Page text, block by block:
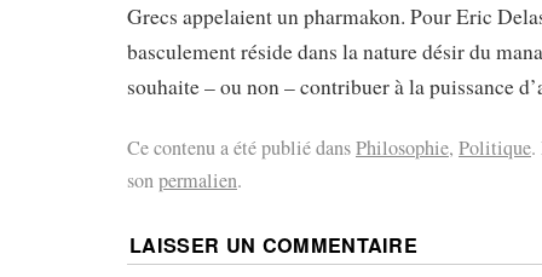
Grecs appelaient un pharmakon. Pour Eric
basculement réside dans la nature désir du
souhaite – ou non – contribuer à la puissance
Ce contenu a été publié dansPhilosophie, Politique.
sonpermalien.
LAISSER UN COMMENTAIRE